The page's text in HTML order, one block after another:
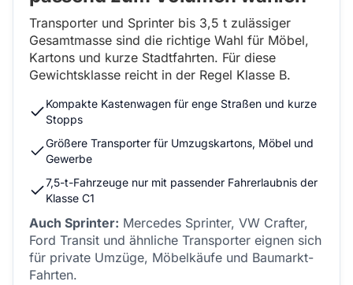
Transporter und Sprinter bis 3,5 t zulässiger
Gesamtmasse sind die richtige Wahl für Möbel,
Kartons und kurze Stadtfahrten. Für diese
Gewichtsklasse reicht in der Regel Klasse B.
Kompakte Kastenwagen für enge Straßen und kurze
Stopps
Größere Transporter für Umzugskartons, Möbel und
Gewerbe
7,5-t-Fahrzeuge nur mit passender Fahrerlaubnis der
Klasse C1
Auch Sprinter: Mercedes Sprinter, VW Crafter,
Ford Transit und ähnliche Transporter eignen sich
für private Umzüge, Möbelkäufe und Baumarkt-
Fahrten.